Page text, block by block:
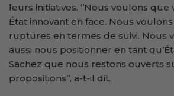
leurs initiatives. ‘’Nous voulons que
État innovant en face. Nous
ruptures en termes de suivi. Nous
aussi nous positionner en tant
Sachez que nous restons ouverts
propositions’’, a-t-il dit.